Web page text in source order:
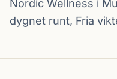
Nordic Wellness i
dygnet runt, Fria